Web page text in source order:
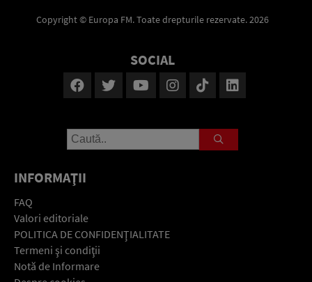
Copyright © Europa FM. Toate drepturile rezervate. 2026
SOCIAL
INFORMAŢII
FAQ
Valori editoriale
POLITICA DE CONFIDENŢIALITATE
Termeni şi condiţii
Notă de Informare